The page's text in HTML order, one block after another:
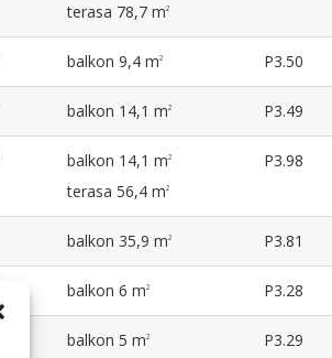
terasa 78,7 m2
balkon 9,4 m2 P3.50
balkon 14,1 m2 P3.49
balkon 14,1 m2
terasa 56,4 m2
P3.98
balkon 35,9 m2 P3.81
balkon 6 m2 P3.28
balkon 5 m2 P3.29